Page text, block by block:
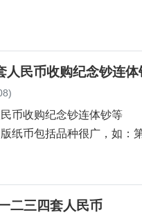
人民币收购纪念钞连体
民币收购纪念钞连体钞
纸币包括品种很广，如：
二三四套人民币